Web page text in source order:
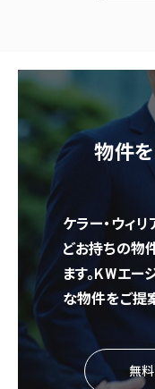
物件
ケラー・ウィ
どお持ちの物
ます。KWエー
な物件をご提
無